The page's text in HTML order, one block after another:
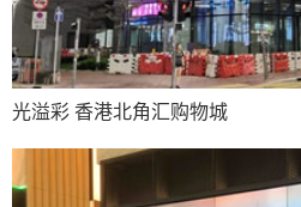
光溢彩 香港北角汇购物城